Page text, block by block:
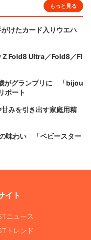
もっと見る
けたカード入りウエハ
Z Fold8 Ultra／Fold8／Fl
がグランプリに 「bijou
ポート
みを引き出す家庭用精
味わい 「ベビースター
イト
ニュース
トレンド